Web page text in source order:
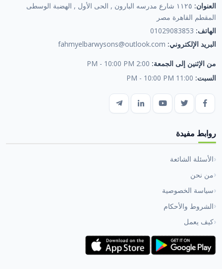
العنوان:
١١٢٥ شارع مدرسه البارون , الحى الأول , الهضبة الوسطى
المقطم القاهرة مصر
الهاتف: 01029083853
البريد الإلكتروني: fahmyelbarwysons@outlook.com
من الإثنين إلى الجمعة: 2:00 PM - 10:00 PM
السبت: 11:00 PM - 10:00 PM
روابط مفيدة
الأسئلة الشائعة
من نحن
سياسة الخصوصية
الشروط والأحكام
كيف يعمل